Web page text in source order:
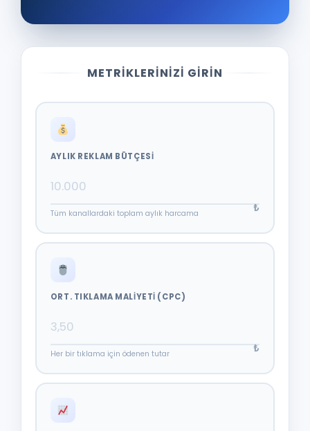
METRIKLERINIZI GIRIN
AYLIK REKLAM BÜTÇESI
₺
Tüm kanallardaki toplam aylık harcama
ORT. TIKLAMA MALIYETI (CPC)
₺
Her bir tıklama için ödenen tutar